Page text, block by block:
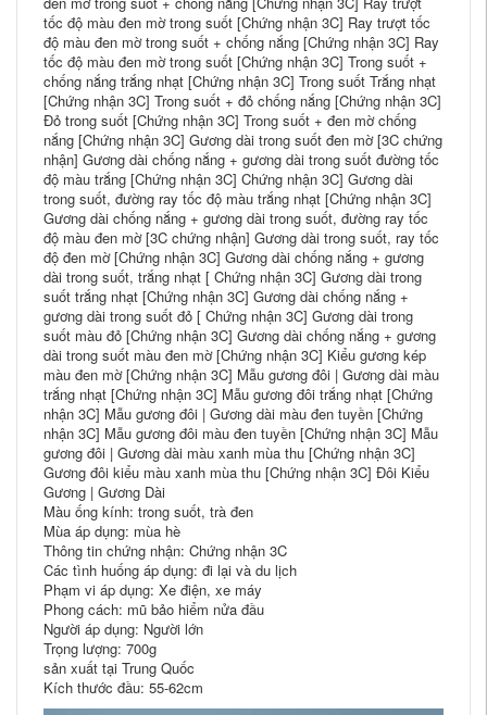
tốc độ màu đen mờ trong suốt [Chứng nhận 3C] Ray trượt tốc
độ màu đen mờ trong suốt + chống nắng [Chứng nhận 3C] Ray
tốc độ màu đen mờ trong suốt [Chứng nhận 3C] Trong suốt +
chống nắng trắng nhạt [Chứng nhận 3C] Trong suốt Trắng nhạt
[Chứng nhận 3C] Trong suốt + đỏ chống nắng [Chứng nhận 3C]
Đỏ trong suốt [Chứng nhận 3C] Trong suốt + đen mờ chống
nắng [Chứng nhận 3C] Gương dài trong suốt đen mờ [3C chứng
nhận] Gương dài chống nắng + gương dài trong suốt đường tốc
độ màu trắng [Chứng nhận 3C] Chứng nhận 3C] Gương dài
trong suốt, đường ray tốc độ màu trắng nhạt [Chứng nhận 3C]
Gương dài chống nắng + gương dài trong suốt, đường ray tốc
độ màu đen mờ [3C chứng nhận] Gương dài trong suốt, ray tốc
độ đen mờ [Chứng nhận 3C] Gương dài chống nắng + gương
dài trong suốt, trắng nhạt [ Chứng nhận 3C] Gương dài trong
suốt trắng nhạt [Chứng nhận 3C] Gương dài chống nắng +
gương dài trong suốt đỏ [ Chứng nhận 3C] Gương dài trong
suốt màu đỏ [Chứng nhận 3C] Gương dài chống nắng + gương
dài trong suốt màu đen mờ [Chứng nhận 3C] Kiểu gương kép
màu đen mờ [Chứng nhận 3C] Mẫu gương đôi | Gương dài màu
trắng nhạt [Chứng nhận 3C] Mẫu gương đôi trắng nhạt [Chứng
nhận 3C] Mẫu gương đôi | Gương dài màu đen tuyền [Chứng
nhận 3C] Mẫu gương đôi màu đen tuyền [Chứng nhận 3C] Mẫu
gương đôi | Gương dài màu xanh mùa thu [Chứng nhận 3C]
Gương đôi kiểu màu xanh mùa thu [Chứng nhận 3C] Đôi Kiểu
Gương | Gương Dài
Màu ống kính: trong suốt, trà đen
Mùa áp dụng: mùa hè
Thông tin chứng nhận: Chứng nhận 3C
Các tình huống áp dụng: đi lại và du lịch
Phạm vi áp dụng: Xe điện, xe máy
Phong cách: mũ bảo hiểm nửa đầu
Người áp dụng: Người lớn
Trọng lượng: 700g
sản xuất tại Trung Quốc
Kích thước đầu: 55-62cm